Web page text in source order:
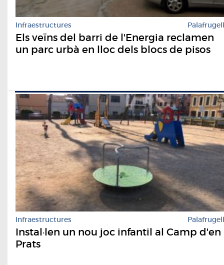
Infraestructures Palafrugell
Els veïns del barri de l'Energia reclamen
un parc urbà en lloc dels blocs de pisos
Infraestructures Palafrugell
Instal·len un nou joc infantil al Camp d'en
Prats